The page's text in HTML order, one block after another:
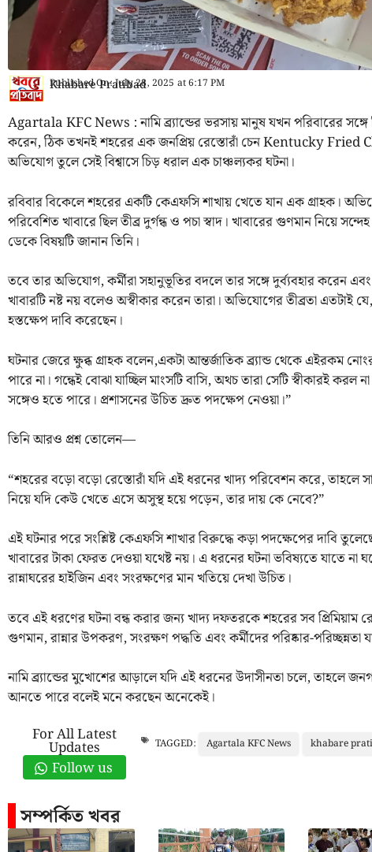
Khabare Pratibad
Published On:July 28, 2025 at6:17 PM
Agartala KFC News : নামি ব্র্যান্ডের ভরসায় মানুষ যখন পরিবারের সঙ্গে
করেন, ঠিক তখনই শহরের এক জনপ্রিয় রেস্তোরাঁ চেন Kentucky
অভিযোগ তুলে সেই বিশ্বাসে চিড় ধরাল এক চাঞ্চল্যকর ঘটনা।
রবিবার বিকেলে শহরের একটি কেএফসি শাখায় খেতে যান এক গ্রাহক।
পরিবেশিত খাবারে ছিল তীব্র দুর্গন্ধ ও পচা স্বাদ। খাবারের গুণমান নিয়ে
ডেকে বিষয়টি জানান তিনি।
তবে তার অভিযোগ, কর্মীরা সহানুভূতির বদলে তার সঙ্গে দুর্ব্যবহার করেন
খাবারটি নষ্ট নয় বলেও অস্বীকার করেন তারা। অভিযোগের তীব্রতা এতটাই
হস্তক্ষেপ দাবি করেছেন।
ঘটনার জেরে ক্ষুব্ধ গ্রাহক বলেন,একটা আন্তর্জাতিক ব্র্যান্ড থেকে এইরকম
পারে না। গন্ধেই বোঝা যাচ্ছিল মাংসটি বাসি, অথচ তারা সেটি স্বীকারই
সঙ্গেও হতে পারে। প্রশাসনের উচিত দ্রুত পদক্ষেপ নেওয়া।”
তিনি আরও প্রশ্ন তোলেন—
“শহরের বড়ো বড়ো রেস্তোরাঁ যদি এই ধরনের খাদ্য পরিবেশন করে, তাহলে
নিয়ে যদি কেউ খেতে এসে অসুস্থ হয়ে পড়েন, তার দায় কে নেবে?”
এই ঘটনার পরে সংশ্লিষ্ট কেএফসি শাখার বিরুদ্ধে কড়া পদক্ষেপের দাবি
খাবারের টাকা ফেরত দেওয়া যথেষ্ট নয়। এ ধরনের ঘটনা ভবিষ্যতে যাতে না
রান্নাঘরের হাইজিন এবং সংরক্ষণের মান খতিয়ে দেখা উচিত।
তবে এই ধরণের ঘটনা বন্ধ করার জন্য খাদ্য দফতরকে শহরের সব প্রিমিয়াম
গুণমান, রান্নার উপকরণ, সংরক্ষণ পদ্ধতি এবং কর্মীদের পরিষ্কার-পরিচ্ছন্নতা
নামি ব্র্যান্ডের মুখোশের আড়ালে যদি এই ধরনের উদাসীনতা চলে, তাহলে
আনতে পারে বলেই মনে করছেন অনেকেই।
For All Latest
Updates
Follow us
TAGGED: Agartala KFC News khabare
সম্পর্কিত খবর